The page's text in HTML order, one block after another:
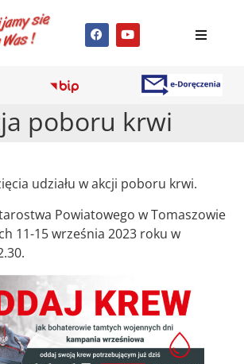
poboru krwi
udziału w akcji poboru krwi.
Powiatowego w Tomaszowie
11-15 września 2023 roku w